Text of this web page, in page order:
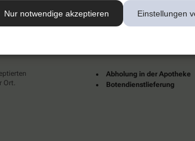
Nur notwendige akzeptieren Einstellungen
Ort.
Abholung in der Apotheke
Botendienstlieferung